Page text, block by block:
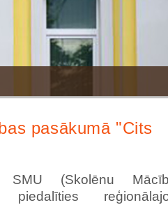
pasākumā "Cits
SMU (Skolēnu
piedalīties